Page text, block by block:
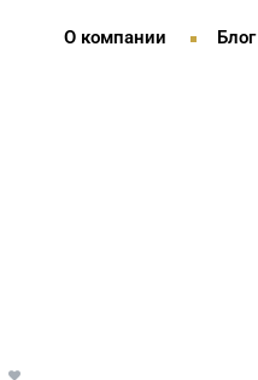
О компании Блог